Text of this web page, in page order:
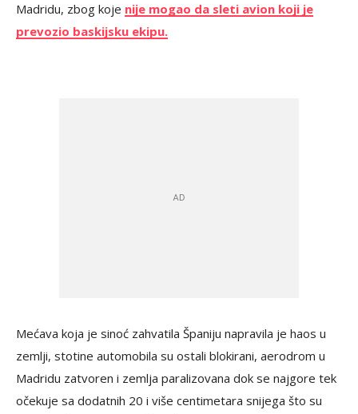
Madridu, zbog koje nije mogao da sleti avion koji je
prevozio baskijsku ekipu.
Mećava koja je sinoć zahvatila Španiju napravila je haos u
zemlji, stotine automobila su ostali blokirani, aerodrom u
Madridu zatvoren i zemlja paralizovana dok se najgore tek
očekuje sa dodatnih 20 i više centimetara snijega što su